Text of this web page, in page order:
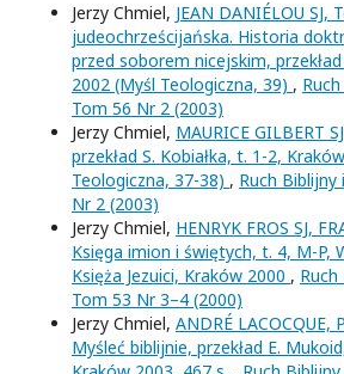
Jerzy Chmiel, JEAN DANIÉLOU SJ,
judeochrześcijańska. Historia
przed soborem nicejskim,
2002 (Myśl Teologiczna, 39) ,
Tom 56 Nr 2 (2003)
Jerzy Chmiel, MAURICE GILBERT
przekład S. Kobiałka, t. 1-2,
Teologiczna, 37-38) , Ruch
Nr 2 (2003)
Jerzy Chmiel, HENRYK FROS SJ,
Księga imion i świętych, t. 4, M-P,
Księża Jezuici, Kraków 2000 ,
Tom 53 Nr 3–4 (2000)
Jerzy Chmiel, ANDRÉ LACOCQUE,
Myśleć biblijnie, przekład E.